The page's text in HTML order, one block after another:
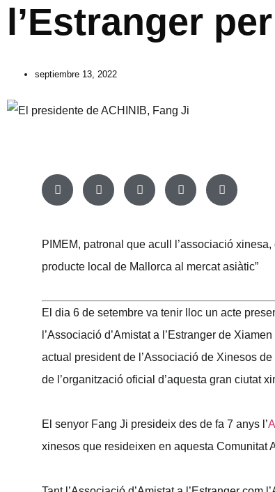
l’Estranger
septiembre 13, 2022
PIMEM, patronal que acull l’associació
producte local de Mallorca al mercat asiàtic”
El dia 6 de setembre va tenir lloc un acte
l’Associació d’Amistat a l’Estranger de
actual president de l’Associació de Xinesos
de l’organització oficial d’aquesta gran ciutat
El senyor Fang Ji presideix des de fa 7 anys l’
xinesos que resideixen en aquesta Comunitat